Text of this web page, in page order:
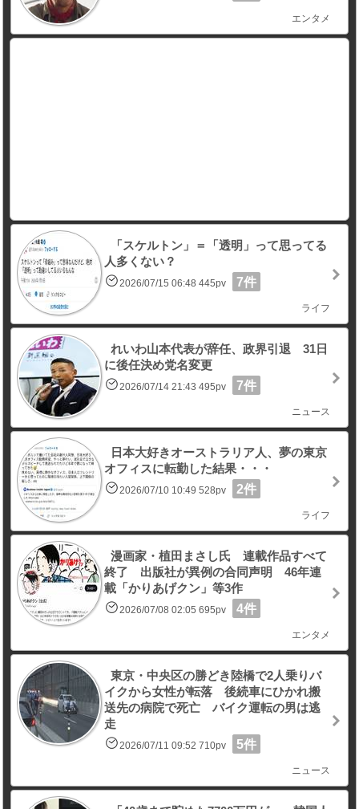
エンタメ
「スケルトン」＝「透明」って思ってる
人多くない？
2026/07/15 06:48 445pv 7件
ライフ
れいわ山本代表が辞任、政界引退 31日
に後任決め党名変更
2026/07/14 21:43 495pv 7件
ニュース
日本大好きオーストラリア人、夢の東京
オフィスに転勤した結果・・・
2026/07/10 10:49 528pv 2件
ライフ
漫画家・植田まさし氏 連載作品すべて
終了 出版社が異例の合同声明 46年連
載「かりあげクン」等3作
2026/07/08 02:05 695pv 4件
エンタメ
東京・中央区の勝どき陸橋で2人乗りバ
イクから女性が転落 後続車にひかれ搬
送先の病院で死亡 バイク運転の男は逃
走
2026/07/11 09:52 710pv 5件
ニュース